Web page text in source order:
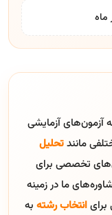
ماه
آزمون‌های آزمایشی
مانندتحلیل
تخصصی برای
ما در زمینه
برایانتخاب رشته به